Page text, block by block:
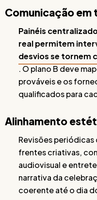
Comunicação em
Painéis
real permitem
desvios se tornem
. O plano B deve
prováveis e os
qualificados para
Alinhamento
Revisões periódicas
frentes criativas,
audiovisual e
narrativa da
coerente até o dia